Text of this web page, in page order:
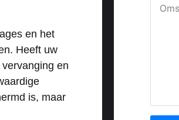
en het
Heeft uw
en
is, maar